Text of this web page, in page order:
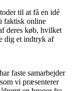
til at få en idé
faktisk online
deres køb, hvilket
dig et indtryk af
faste samarbejder
vi præsenterer